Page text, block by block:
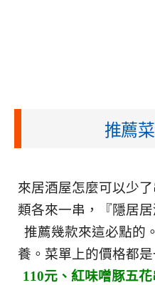
推薦
來居酒屋怎麼可以少
類各來一串，『隱居
推薦幾款來這必點的
養。菜單上的價格都是
110元、紅味噌豚五